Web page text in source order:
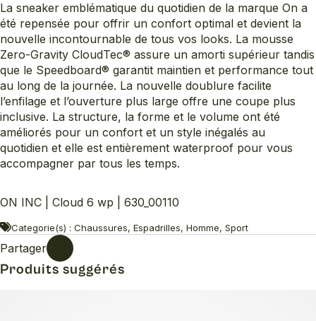
La sneaker emblématique du quotidien de la marque On a
été repensée pour offrir un confort optimal et devient la
nouvelle incontournable de tous vos looks. La mousse
Zero-Gravity CloudTec® assure un amorti supérieur tandis
que le Speedboard® garantit maintien et performance tout
au long de la journée. La nouvelle doublure facilite
l’enfilage et l’ouverture plus large offre une coupe plus
inclusive. La structure, la forme et le volume ont été
améliorés pour un confort et un style inégalés au
quotidien et elle est entièrement waterproof pour vous
accompagner par tous les temps.
ON INC | Cloud 6 wp | 630_00110
Categorie(s) : Chaussures, Espadrilles, Homme, Sport
Partager
Produits suggérés